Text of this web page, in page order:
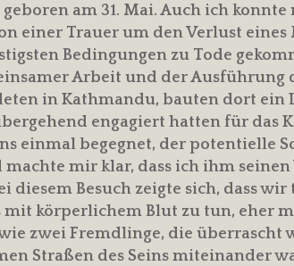
geboren am 31. Mai. Auch ich
einer Trauer um den Verlust eines
Bedingungen zu Tode
Arbeit und der Ausführung
in Kathmandu, bauten dort ein
engagiert hatten für das
einmal begegnet, der potentielle
mir klar, dass ich ihm seinen
diesem Besuch zeigte sich, dass
mit körperlichem Blut zu tun, eher
zwei Fremdlinge, die überrascht
Straßen des Seins miteinander